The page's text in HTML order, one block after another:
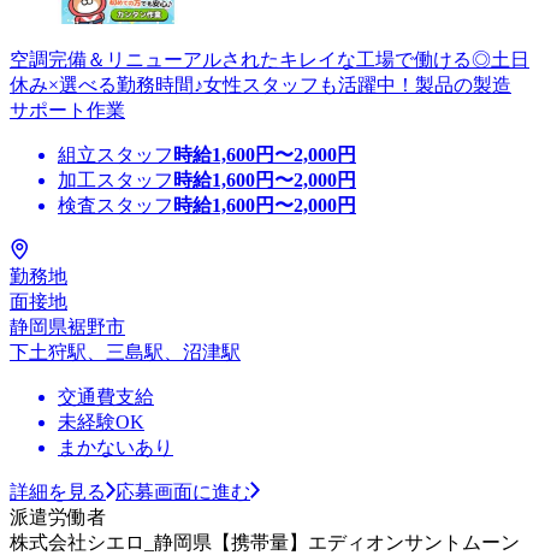
空調完備＆リニューアルされたキレイな工場で働ける◎土日
休み×選べる勤務時間♪女性スタッフも活躍中！製品の製造
サポート作業
組立スタッフ 時給1,600円〜2,000円
加工スタッフ 時給1,600円〜2,000円
検査スタッフ 時給1,600円〜2,000円
勤務地
面接地
静岡県裾野市
下土狩駅、三島駅、沼津駅
交通費支給
未経験OK
まかないあり
詳細を見る
応募画面に進む
派遣労働者
株式会社シエロ_静岡県【携帯量】エディオンサントムーン